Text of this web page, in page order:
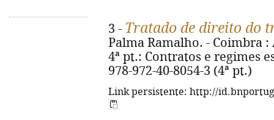
3 - Tratado de direito do
Palma Ramalho. - Coimbra
4ª pt.: Contratos e regimes
978-972-40-8054-3 (4ª pt.)
Link persistente: http://